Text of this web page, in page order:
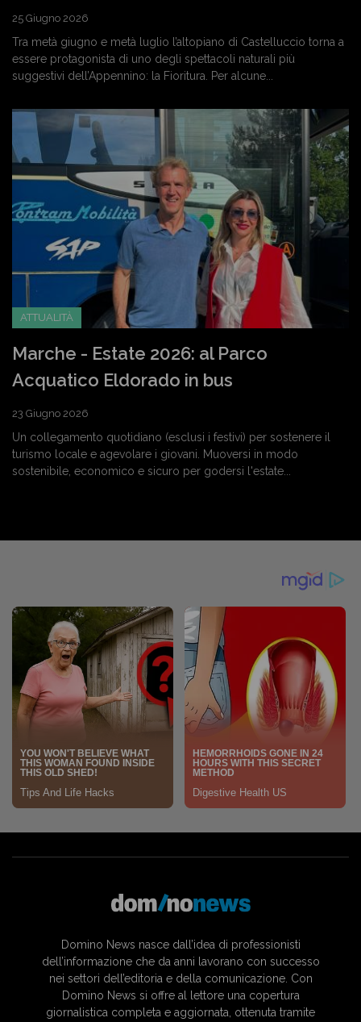
25 Giugno 2026
Tra metà giugno e metà luglio l’altopiano di Castelluccio torna a
essere protagonista di uno degli spettacoli naturali più
suggestivi dell’Appennino: la Fioritura. Per alcune...
ATTUALITÀ
Marche - Estate 2026: al Parco
Acquatico Eldorado in bus
23 Giugno 2026
Un collegamento quotidiano (esclusi i festivi) per sostenere il
turismo locale e agevolare i giovani. Muoversi in modo
sostenibile, economico e sicuro per godersi l'estate...
Domino News nasce dall’idea di professionisti
dell’informazione che da anni lavorano con successo
nei settori dell’editoria e della comunicazione. Con
Domino News si offre al lettore una copertura
giornalistica completa e aggiornata, ottenuta tramite